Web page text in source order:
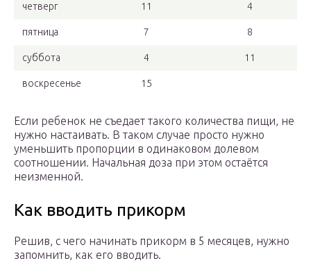
четверг 11 4
пятница 7 8
суббота 4 11
воскресенье 15
Если ребенок не съедает такого количества пищи, не
нужно настаивать. В таком случае просто нужно
уменьшить пропорции в одинаковом долевом
соотношении. Начальная доза при этом остаётся
неизменной.
Как вводить прикорм
Решив, с чего начинать прикорм в 5 месяцев, нужно
запомнить, как его вводить.